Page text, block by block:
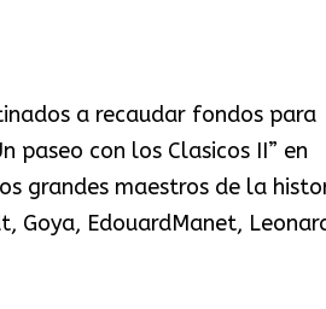
a recaudar fondos para
paseo con los Clasicos II” en
grandes maestros de la
Goya, EdouardManet,